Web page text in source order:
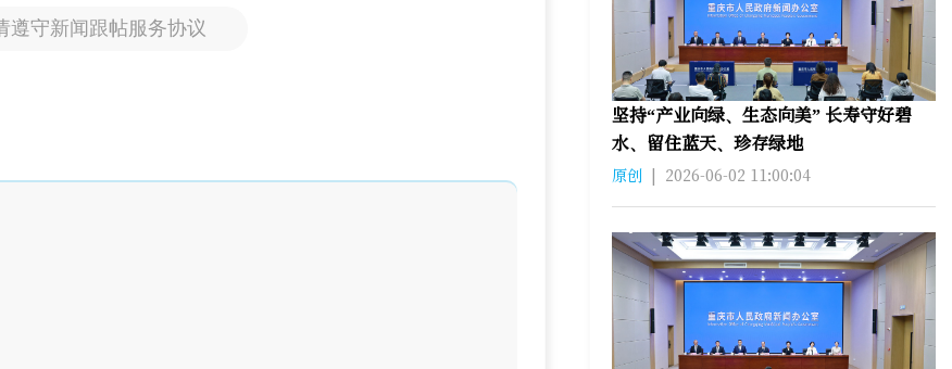
遵守新闻跟帖服务协议
坚持“产业向绿、生态向美” 长寿守好碧
水、留住蓝天、珍存绿地
原创 | 2026-06-02 11:00:04